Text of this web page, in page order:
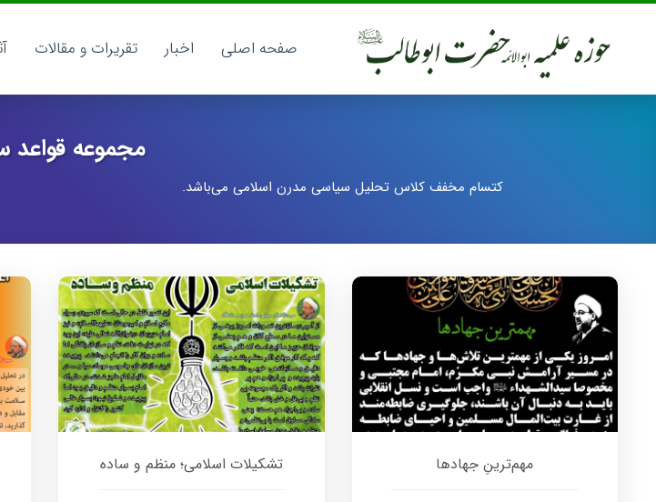
صفحه اصلی اخبار تقریرات و مقالات
مجموعه قواعد
کتسام مخفف کلاس تحلیل سیاسی مدرن اسلامی می‌باشد.
مهم‌ترینِ جهادها تشکیلات اسلامی؛ منظم و ساده